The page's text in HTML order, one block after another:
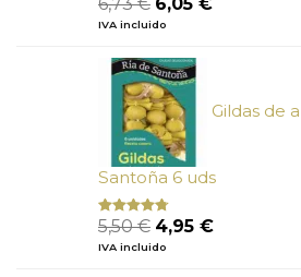
Valorado
con
de
5
precio
era:
6,73 €.
IVA incluido
Gildas de
Santoña 6 uds
Valorado
con
de 5
5,50€ El
precio
4,95 €El
IVA incluido